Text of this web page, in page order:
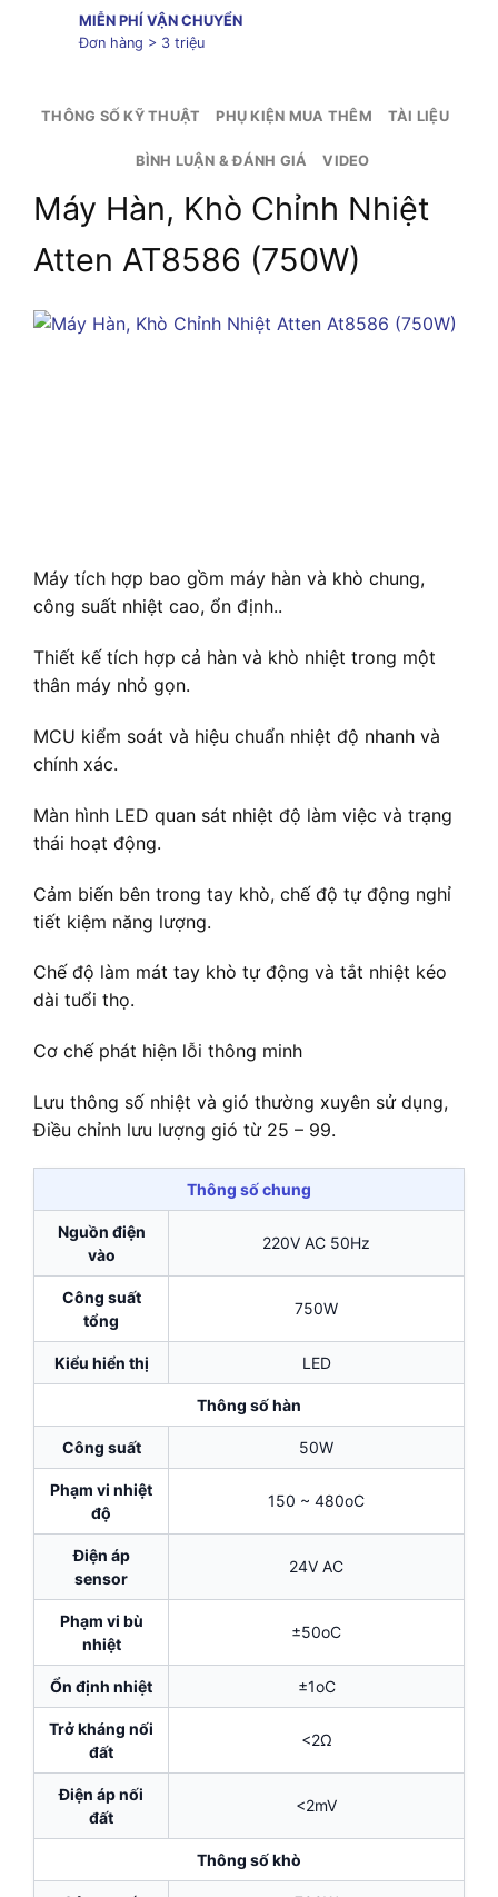
MIỄN PHÍ VẬN CHUYỂN
Đơn hàng > 3 triệu
THÔNG SỐ KỸ THUẬT PHỤ KIỆN MUA THÊM TÀI LIỆU
BÌNH LUẬN & ĐÁNH GIÁ VIDEO
Máy Hàn, Khò Chỉnh Nhiệt
Atten AT8586 (750W)
Máy tích hợp bao gồm máy hàn và khò chung,
công suất nhiệt cao, ổn định..
Thiết kế tích hợp cả hàn và khò nhiệt trong một
thân máy nhỏ gọn.
MCU kiểm soát và hiệu chuẩn nhiệt độ nhanh và
chính xác.
Màn hình LED quan sát nhiệt độ làm việc và trạng
thái hoạt động.
Cảm biến bên trong tay khò, chế độ tự động nghỉ
tiết kiệm năng lượng.
Chế độ làm mát tay khò tự động và tắt nhiệt kéo
dài tuổi thọ.
Cơ chế phát hiện lỗi thông minh
Lưu thông số nhiệt và gió thường xuyên sử dụng,
Điều chỉnh lưu lượng gió từ 25 – 99.
Thông số chung
Nguồn điện
vào
220V AC 50Hz
Công suất
tổng
750W
Kiểu hiển thị LED
Thông số hàn
Công suất 50W
Phạm vi nhiệt
độ
150 ~ 480oC
Điện áp
sensor
24V AC
Phạm vi bù
nhiệt
±50oC
Ổn định nhiệt ±1oC
Trở kháng nối
đất
<2Ω
Điện áp nối
đất
<2mV
Thông số khò